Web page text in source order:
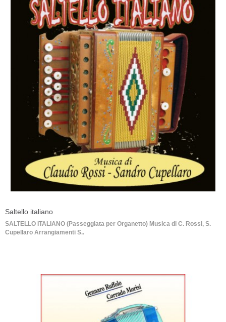
Saltello italiano
SALTELLO ITALIANO (Passeggiata per Organetto) Musica di C. Rossi, S.
Cupellaro Arrangiamenti S..